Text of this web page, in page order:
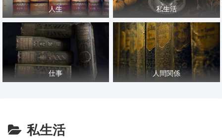
人生 私生活
仕事 人間関係
私生活